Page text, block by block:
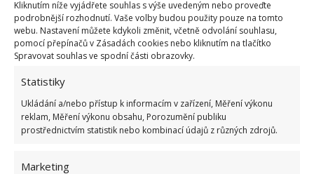
Kliknutím níže vyjádřete souhlas s výše uvedeným nebo proveďte
podrobnější rozhodnutí. Vaše volby budou použity pouze na tomto
webu. Nastavení můžete kdykoli změnit, včetně odvolání souhlasu,
pomocí přepínačů v Zásadách cookies nebo kliknutím na tlačítko
Spravovat souhlas ve spodní části obrazovky.
Statistiky
Ukládání a/nebo přístup k informacím v zařízení, Měření výkonu
reklam, Měření výkonu obsahu, Porozumění publiku
prostřednictvím statistik nebo kombinací údajů z různých zdrojů.
Marketing
bydlení se zaměřují na úsporu a minimalismus.